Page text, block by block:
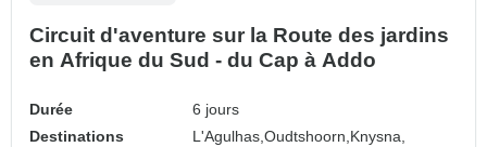
Circuit d'aventure sur la Route des jardins
en Afrique du Sud - du Cap à Addo
Durée
6 jours
Destinations
L'Agulhas,Oudtshoorn,Knysna,